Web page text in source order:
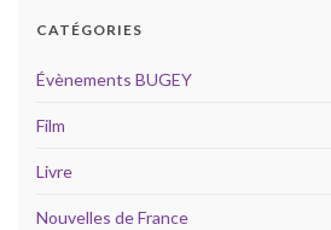
CATÉGORIES
Évènements BUGEY
Film
Livre
Nouvelles de France